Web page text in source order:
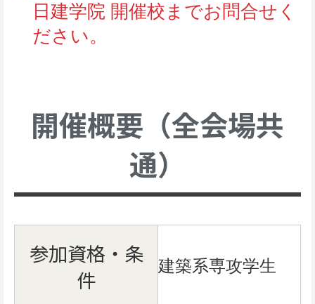
日建学院 開催校までお問合せく
ださい。
開催概要（全会場共
通）
参加資格・条
件
建築系専攻学生